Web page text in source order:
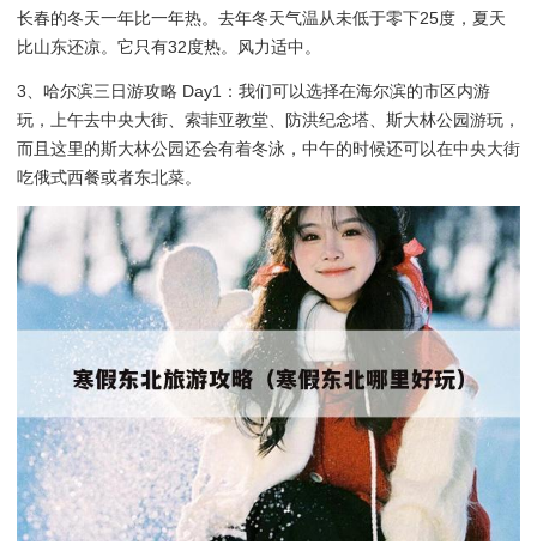
长春的冬天一年比一年热。去年冬天气温从未低于零下25度，夏天
比山东还凉。它只有32度热。风力适中。
3、哈尔滨三日游攻略 Day1：我们可以选择在海尔滨的市区内游
玩，上午去中央大街、索菲亚教堂、防洪纪念塔、斯大林公园游玩，
而且这里的斯大林公园还会有着冬泳，中午的时候还可以在中央大街
吃俄式西餐或者东北菜。